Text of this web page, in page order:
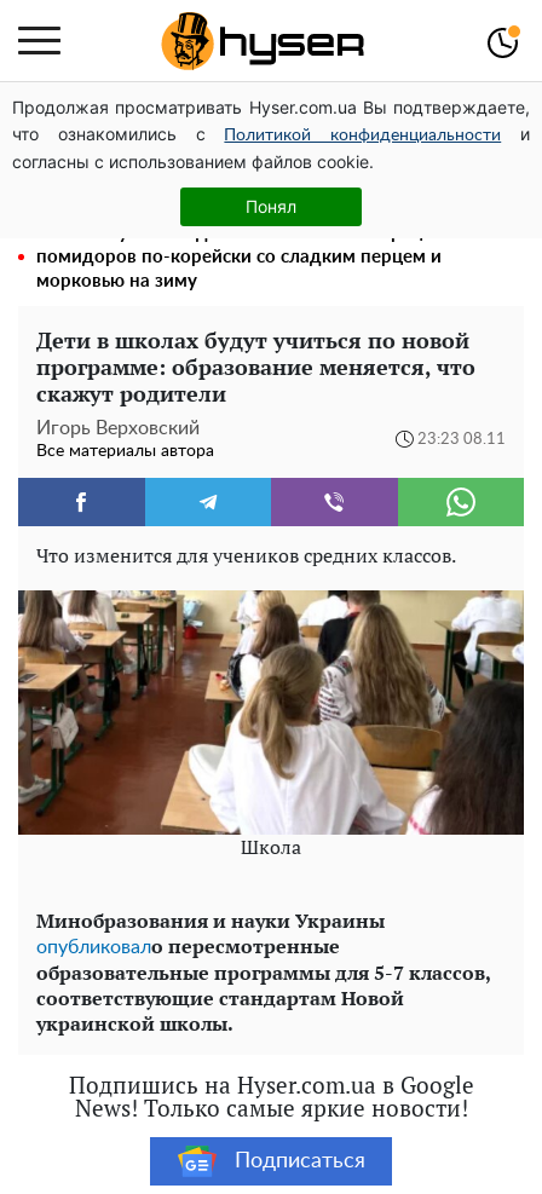
Продолжая просматривать Hyser.com.ua Вы подтверждаете,
что ознакомились с
Политикой конфиденциальности
и
согласны с использованием файлов cookie.
Понял
Посол ОБСЕ во второй раз посетил место российского
удара по жилому дому на Подоле
Его придется просто вылить: сколько можно хранить
бензин в пластиковой канистре
помидоров по-корейски со сладким перцем и
морковью на зиму
Дети в школах будут учиться по новой
программе: образование меняется, что
скажут родители
Игорь Верховский
Все материалы автора
23:23 08.11
Что изменится для учеников средних классов.
Школа
Минобразования и науки Украины
опубликовало пересмотренные
образовательные программы для 5-7 классов,
соответствующие стандартам Новой
украинской школы.
Подпишись на Hyser.com.ua в Google
News! Только самые яркие новости!
Подписаться